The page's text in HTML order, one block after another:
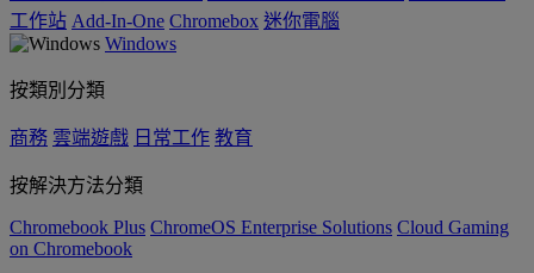
工作站 Add-In-One Chromebox 迷你電腦
Windows
按類別分類
商務 雲端遊戲 日常工作 教育
按解決方法分類
Chromebook Plus ChromeOS Enterprise Solutions Cloud Gaming
on Chromebook